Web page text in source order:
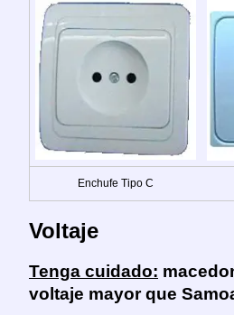
Enchufe Tipo C
Voltaje
Tenga cuidado:
voltaje mayor que